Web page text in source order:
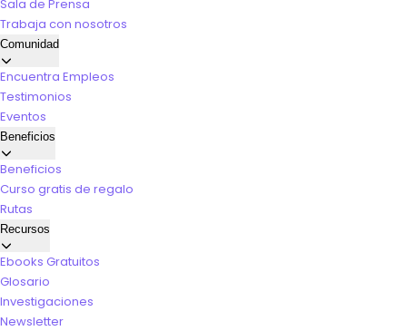
Sala de Prensa
Trabaja con nosotros
Comunidad
Encuentra Empleos
Testimonios
Eventos
Beneficios
Beneficios
Curso gratis de regalo
Rutas
Recursos
Ebooks Gratuitos
Glosario
Investigaciones
Newsletter